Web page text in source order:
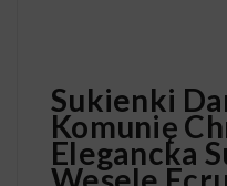
Sukienki
Komunię
Elegancka